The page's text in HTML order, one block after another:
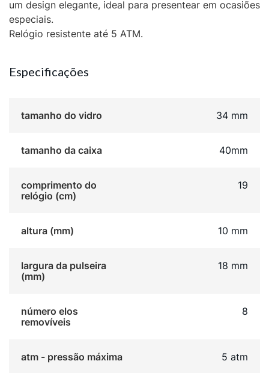
um design elegante, ideal para presentear em ocasiões
especiais.
Relógio resistente até 5 ATM.
Especificações
tamanho do vidro 34 mm
tamanho da caixa 40mm
comprimento do
relógio (cm)
19
altura (mm) 10 mm
largura da pulseira
(mm)
18 mm
número elos
removíveis
8
atm - pressão máxima 5 atm